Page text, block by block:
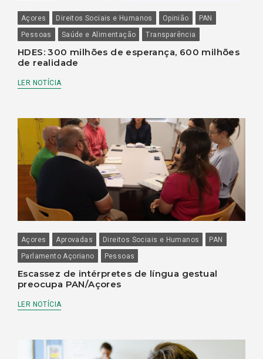
Açores Direitos Sociais e Humanos Opinião
PAN
Pessoas
Saúde e Alimentação Transparência
HDES: 300 milhões de esperança, 600 milhões
de realidade
LER NOTÍCIA
Açores Aprovadas Direitos Sociais e Humanos
PAN
Parlamento Açoriano
Pessoas
Escassez de intérpretes de língua gestual
preocupa PAN/Açores
LER NOTÍCIA